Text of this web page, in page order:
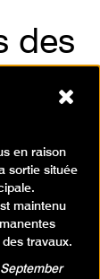
des
en raison
sortie située
maintenu
travaux.